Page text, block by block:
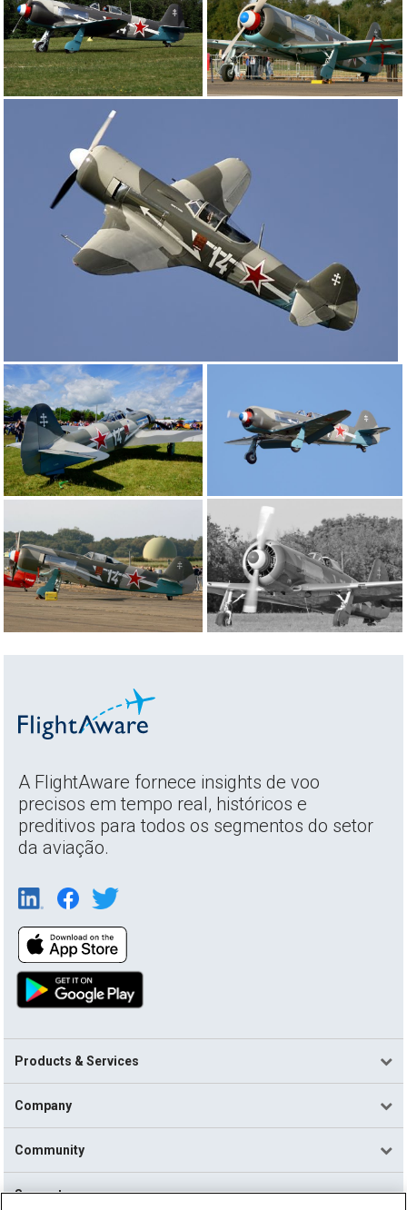
A FlightAware fornece insights de voo
precisos em tempo real, históricos e
preditivos para todos os segmentos do setor
da aviação.
Products & Services
Company
Community
Support